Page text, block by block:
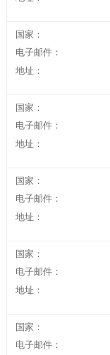
国家：
电子邮件：
地址：
国家：
电子邮件：
地址：
国家：
电子邮件：
地址：
国家：
电子邮件：
地址：
国家：
电子邮件：